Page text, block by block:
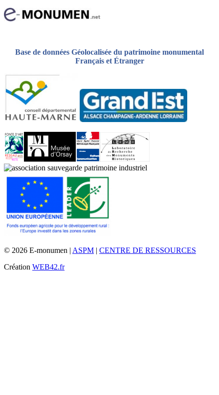
Base de données Géolocalisée du patrimoine monumental
Français et Étranger
© 2026 E-monumen | ASPM | CENTRE DE RESSOURCES
Création WEB42.fr